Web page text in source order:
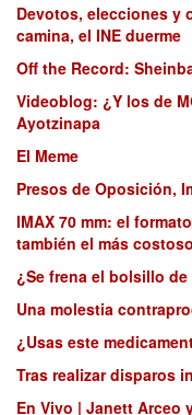
Devotos, elecciones y
camina, el INE duerme
Off the Record:
Videoblog: ¿Y los de
Ayotzinapa
El Meme
Presos de Oposición,
IMAX 70 mm: el
también el más costoso
¿Se frena el bolsillo
Una molestia
¿Usas este
Tras realizar disparos
En Vivo | Janett Arceo